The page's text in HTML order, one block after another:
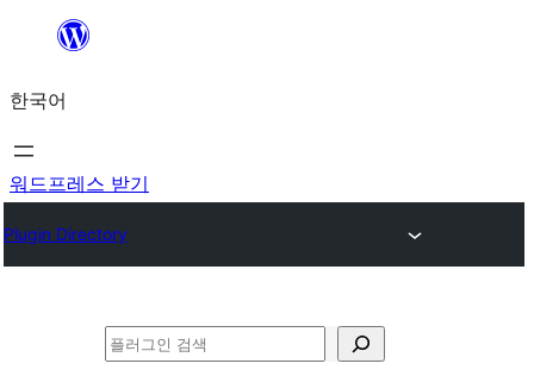
츠
로
바
가
한국어
워드프레스 받기
Plugin Directory
검